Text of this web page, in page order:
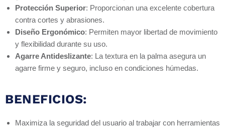
Protección Superior: Proporcionan una excelente cobertura
contra cortes y abrasiones.
Diseño Ergonómico: Permiten mayor libertad de movimiento
y flexibilidad durante su uso.
Agarre Antideslizante: La textura en la palma asegura un
agarre firme y seguro, incluso en condiciones húmedas.
BENEFICIOS:
Maximiza la seguridad del usuario al trabajar con herramientas